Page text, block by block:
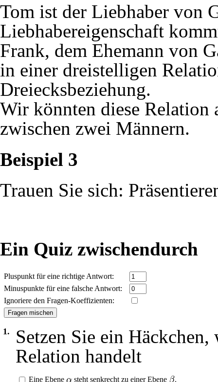
Tom ist der Liebhaber von
Liebhabereigenschaft
Frank, dem Ehemann von
in einer dreistelligen
Dreiecksbeziehung.
Wir könnten diese Relation
zwischen zwei Männern.
Beispiel 3
Trauen Sie sich:
Ein Quiz zwischendurch
Pluspunkt für eine richtige Antwort:
Minuspunkte für eine falsche Antwort:
Ignoriere den Fragen-Koeffizienten:
1.
Setzen Sie ein
Relation handelt
Eine Ebene steht senkrecht zu einer Ebene
.